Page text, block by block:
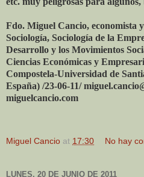
Fdo. Miguel Cancio, economista
Sociología, Sociología de la
Desarrollo y los Movimientos
Ciencias Económicas y
Compostela-Universidad de
España) /23-06-11/
miguelcancio.com
Miguel Cancio at 17:30 No hay
LUNES, 20 DE JUNIO DE 2011